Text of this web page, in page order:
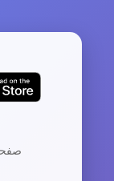
صفحه 1 از 343 | مجموع